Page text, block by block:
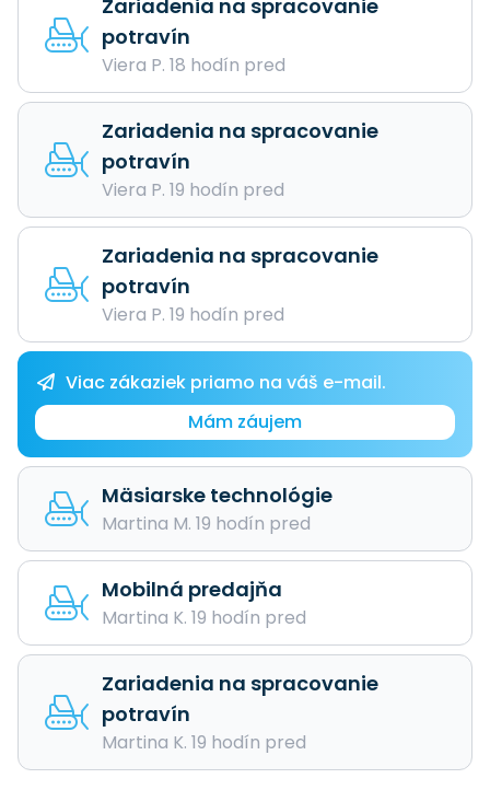
Zariadenia na spracovanie
potravín
Viera P. 18 hodín pred
Zariadenia na spracovanie
potravín
Viera P. 19 hodín pred
Zariadenia na spracovanie
potravín
Viera P. 19 hodín pred
Viac zákaziek priamo na váš e-mail.
Mám záujem
Mäsiarske technológie
Martina M. 19 hodín pred
Mobilná predajňa
Martina K. 19 hodín pred
Zariadenia na spracovanie
potravín
Martina K. 19 hodín pred